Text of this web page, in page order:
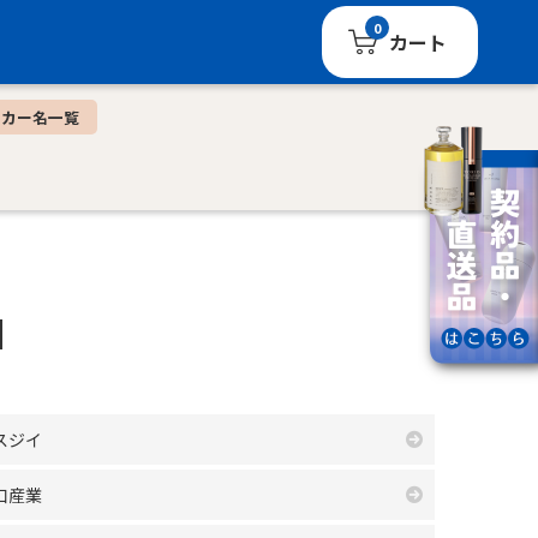
カート
0
ー名一覧
ジイ
産業